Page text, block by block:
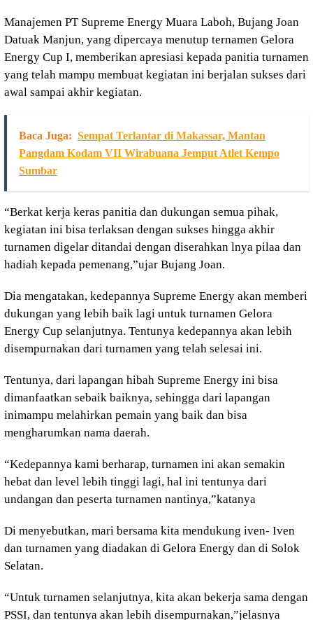
Manajemen PT Supreme Energy Muara Laboh, Bujang Joan
Datuak Manjun, yang dipercaya menutup ternamen Gelora
Energy Cup I, memberikan apresiasi kepada panitia turnamen
yang telah mampu membuat kegiatan ini berjalan sukses dari
awal sampai akhir kegiatan.
Baca Juga: Sempat Terlantar di Makassar, Mantan
Pangdam Kodam VII Wirabuana Jemput Atlet Kempo
Sumbar
“Berkat kerja keras panitia dan dukungan semua pihak,
kegiatan ini bisa terlaksan dengan sukses hingga akhir
turnamen digelar ditandai dengan diserahkan lnya pilaa dan
hadiah kepada pemenang,”ujar Bujang Joan.
Dia mengatakan, kedepannya Supreme Energy akan memberi
dukungan yang lebih baik lagi untuk turnamen Gelora
Energy Cup selanjutnya. Tentunya kedepannya akan lebih
disempurnakan dari turnamen yang telah selesai ini.
Tentunya, dari lapangan hibah Supreme Energy ini bisa
dimanfaatkan sebaik baiknya, sehingga dari lapangan
inimampu melahirkan pemain yang baik dan bisa
mengharumkan nama daerah.
“Kedepannya kami berharap, turnamen ini akan semakin
hebat dan level lebih tinggi lagi, hal ini tentunya dari
undangan dan peserta turnamen nantinya,”katanya
Di menyebutkan, mari bersama kita mendukung iven- Iven
dan turnamen yang diadakan di Gelora Energy dan di Solok
Selatan.
“Untuk turnamen selanjutnya, kita akan bekerja sama dengan
PSSI, dan tentunya akan lebih disempurnakan,”jelasnya